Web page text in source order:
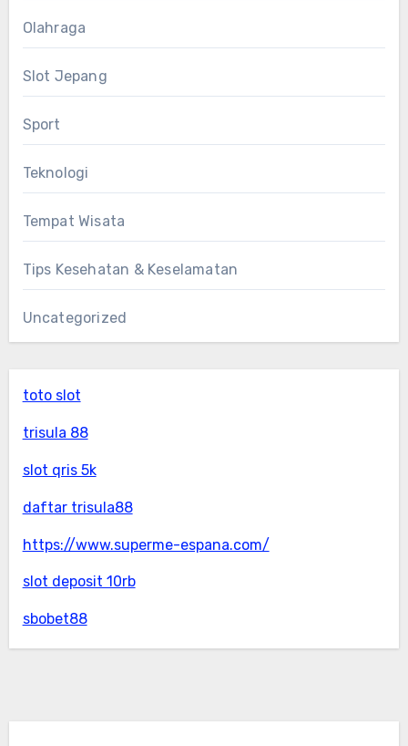
Olahraga
Slot Jepang
Sport
Teknologi
Tempat Wisata
Tips Kesehatan & Keselamatan
Uncategorized
toto slot
trisula 88
slot qris 5k
daftar trisula88
https://www.superme-espana.com/
slot deposit 10rb
sbobet88